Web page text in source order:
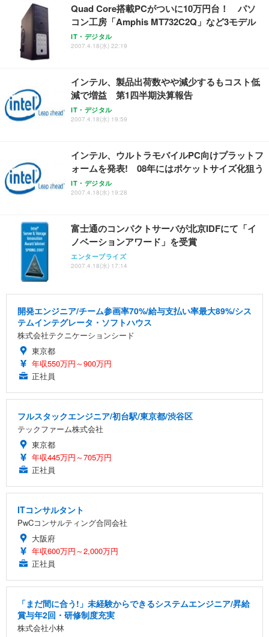
Quad Core搭載PCがついに10万円台！ パソ
コン工房「Amphis MT732C2Q」など3モデル
IT・デジタル
2007.4.18(水) 22:19
インテル、製品出荷数やや減少するもコスト低
減で増益 第1四半期決算報告
IT・デジタル
2007.4.18(水) 19:59
インテル、ウルトラモバイルPC向けプラットフ
ォームを発表! 08年にはポケットサイズ化狙う
IT・デジタル
2007.4.18(水) 19:28
富士通のコンパクトサーバが北京IDFにて「イ
ノベーションアワード」を受賞
エンタープライズ
2007.4.18(水) 17:14
開発エンジニア/チーム参画率70%/給与支払い率最大89%/シス
テムインテグレータ・ソフトハウス
株式会社テクニケーションシード
東京都
年収550万円～900万円
正社員
フルスタックエンジニア/初台駅/東京都/渋谷区
テックファーム株式会社
東京都
年収445万円～705万円
正社員
ITコンサルタント
PwCコンサルティング合同会社
大阪府
年収600万円～2,000万円
正社員
「まだ間に合う!」未経験からできるシステムエンジニア/昇給
賞与年2回・研修制度充実
株式会社小林